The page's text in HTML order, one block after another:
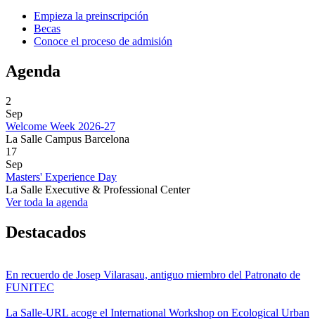
Empieza la preinscripción
Becas
Conoce el proceso de admisión
Agenda
2
Sep
Welcome Week 2026-27
La Salle Campus Barcelona
17
Sep
Masters' Experience Day
La Salle Executive & Professional Center
Ver toda la agenda
Destacados
En recuerdo de Josep Vilarasau, antiguo miembro del Patronato de
FUNITEC
La Salle-URL acoge el International Workshop on Ecological Urban